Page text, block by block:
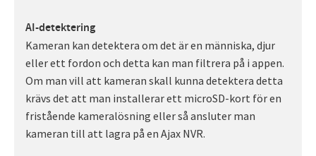
AI-detektering
Kameran kan detektera om det är en människa, djur
eller ett fordon och detta kan man filtrera på i appen.
Om man vill att kameran skall kunna detektera detta
krävs det att man installerar ett microSD-kort för en
fristående kameralösning eller så ansluter man
kameran till att lagra på en Ajax NVR.